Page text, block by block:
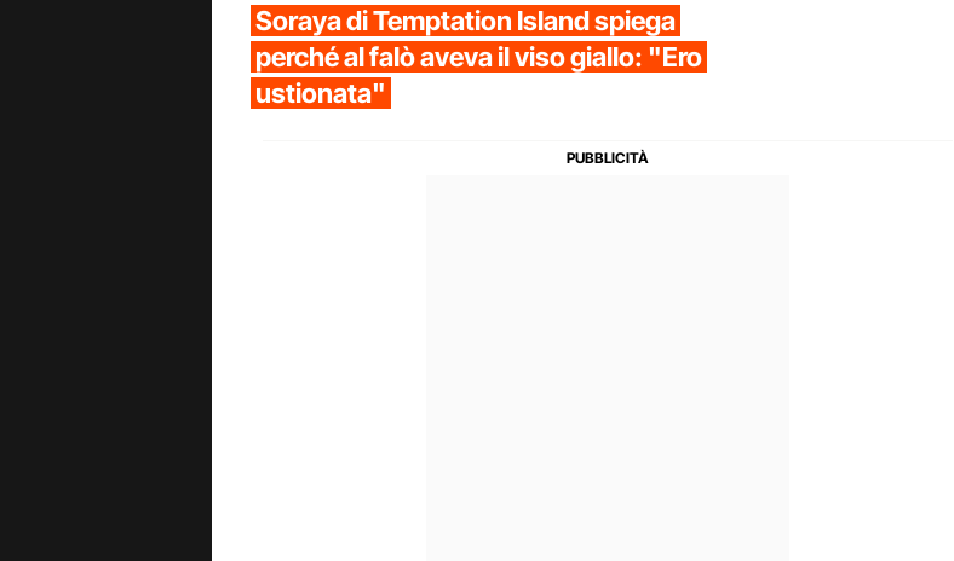
Soraya di Temptation Island spiega
perché al falò aveva il viso giallo: "Ero
ustionata"